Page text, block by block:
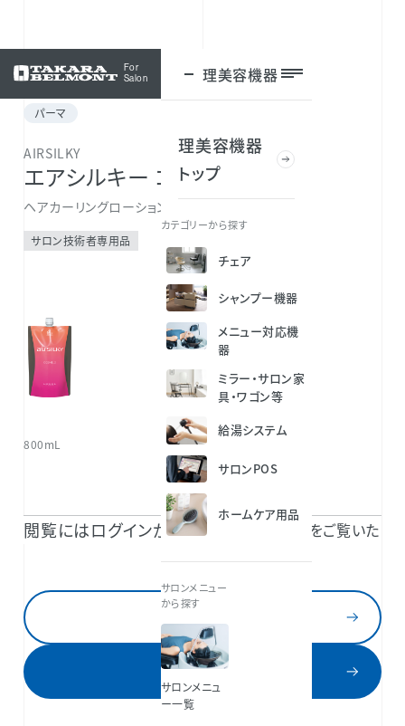
For
Salon
理美容機器
理美容機器
トップ
カテゴリーから探す
チェア
シャンプー機器
メニュー対応機
器
ミラー・サロン家
具・ワゴン等
給湯システム
サロンPOS
ホームケア用品
サロンメニュー
から探す
サロンメニュ
ー一覧
ログイン
パーマ
AIRSILKY
エアシルキー コスメ2
ヘアカーリングローション
サロン技術者専用品
800mL
閲覧にはログインが必要です。
TAKARA BELMONT 共通IDのご登録で続きをご覧いた
だけます。
新規登録